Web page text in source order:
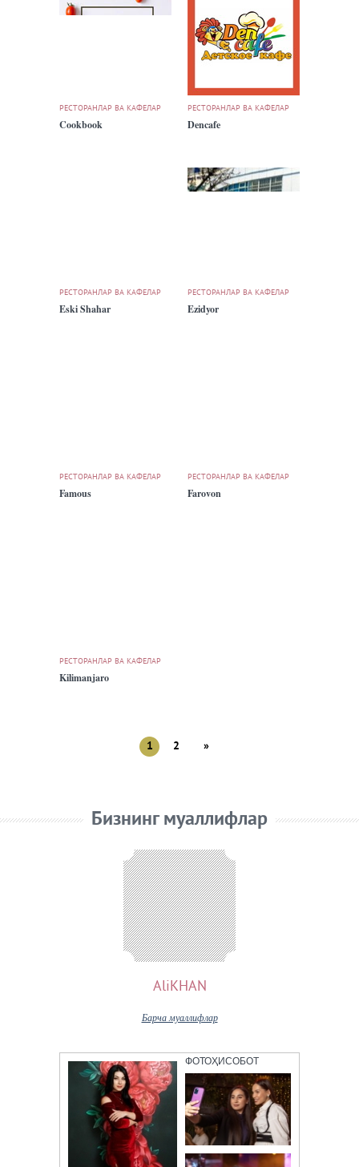
РЕСТОРАНЛАР ВА КАФЕЛАР
Cookbook
РЕСТОРАНЛАР ВА КАФЕЛАР
Dencafe
РЕСТОРАНЛАР ВА КАФЕЛАР
Eski Shahar
РЕСТОРАНЛАР ВА КАФЕЛАР
Ezidyor
РЕСТОРАНЛАР ВА КАФЕЛАР
Famous
РЕСТОРАНЛАР ВА КАФЕЛАР
Farovon
РЕСТОРАНЛАР ВА КАФЕЛАР
Kilimanjaro
1 2 »
Бизнинг муаллифлар
AliKHAN
Барча муаллифлар
ФОТОҲИСОБОТ